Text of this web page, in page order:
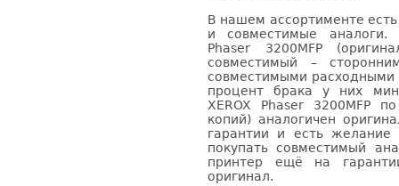
В нашем ассортименте
и совместимые аналоги.
Phaser 3200MFP
совместимый –
совместимыми расходными
процент брака у них
XEROX Phaser 3200MFP
копий) аналогичен
гарантии и есть
покупать совместимый
принтер ещё на
оригинал.